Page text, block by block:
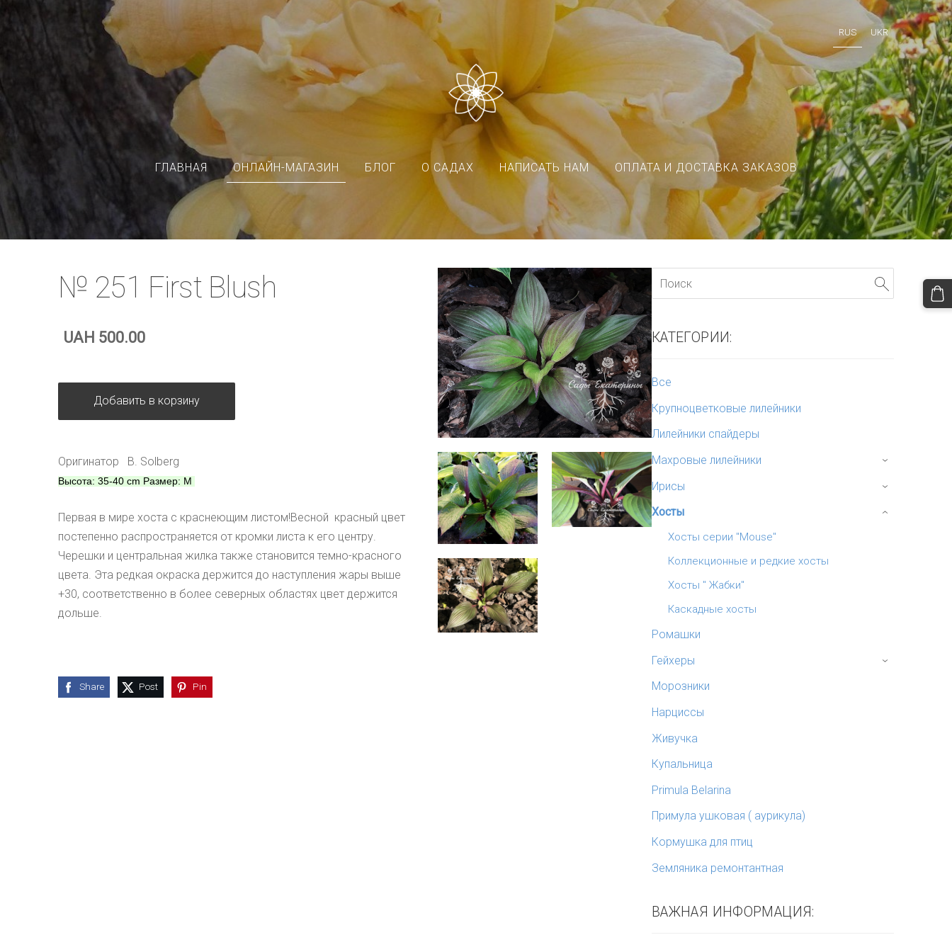
RUS UKR
ГЛАВНАЯ ОНЛАЙН-МАГАЗИН БЛОГ О САДАХ НАПИСАТЬ НАМ ОПЛАТА И ДОСТАВКА ЗАКАЗОВ
КАТЕГОРИИ:
Все
Крупноцветковые лилейники
Лилейники спайдеры
Махровые лилейники
›
Ирисы ›
Хосты
Хосты серии "Mouse"
Коллекционные и редкие хосты
Хосты " Жабки"
Каскадные хосты
›
Ромашки
Гейхеры
›
Морозники
Нарциссы
Живучка
Купальница
Primula Belarina
Примула ушковая ( аурикула)
Кормушка для птиц
Земляника ремонтантная
ВАЖНАЯ ИНФОРМАЦИЯ:
№ 251 First Blush
UAH 500.00
Добавить в корзину
Оригинатор B. Solberg
Высота: 35-40 cm Размер: M
Первая в мире хоста с краснеющим листом!Весной красный цвет
постепенно распространяется от кромки листа к его центру.
Черешки и центральная жилка также становится темно-красного
цвета. Эта редкая окраска держится до наступления жары выше
+30, соответственно в более северных областях цвет держится
дольше.
Share Post Pin